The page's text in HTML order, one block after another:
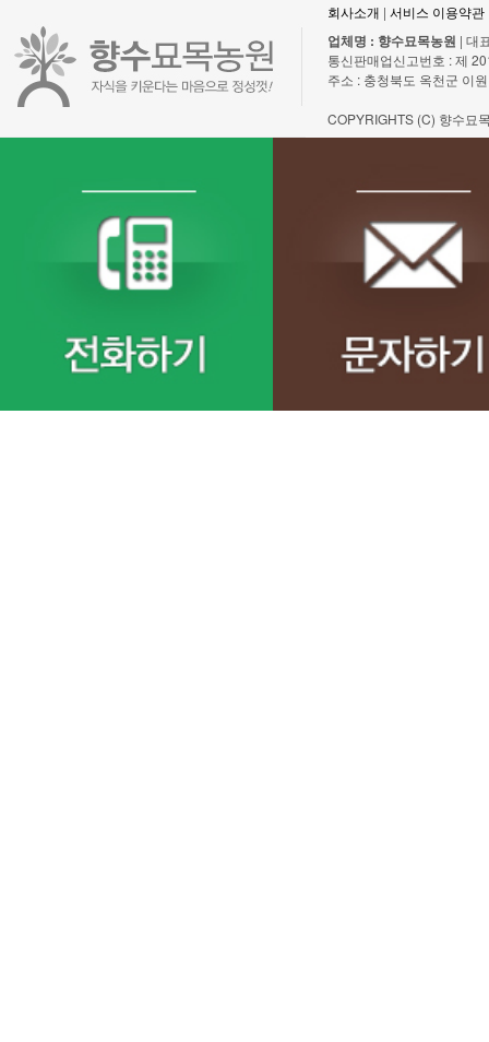
회사소개 | 서비스 이용약관
업체명 : 향수묘목농원 | 대
통신판매업신고번호 : 제
주소 : 충청북도 옥천군 이
COPYRIGHTS (C) 향수묘